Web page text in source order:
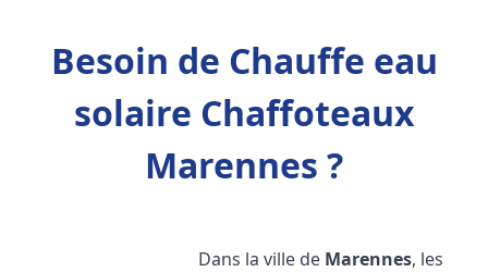
Besoin de Chauffe eau
solaire Chaffoteaux
Marennes ?
Dans la ville de Marennes, les